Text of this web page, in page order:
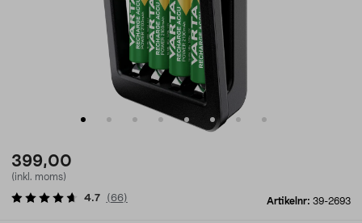
399,00
(inkl. moms)
Artikelnr: 39-2693
4.7 (66)